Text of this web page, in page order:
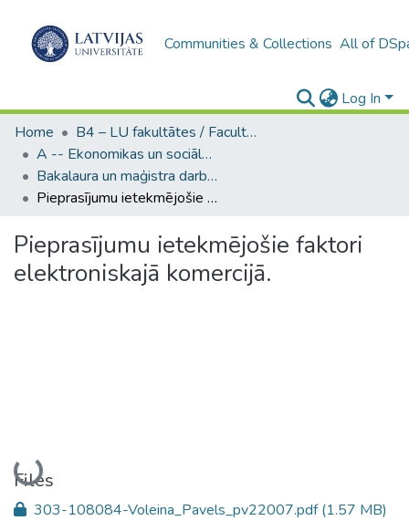
Communities & Collections All of
Log In
Home
B4 – LU fakultātes / Faculties of the UL
A -- Ekonomikas un sociālo zinātņu fakultāte / Faculty of Economics and Social Sciences
Bakalaura un maģistra darbi (ESZF) / Bachelor's and Master's theses
Pieprasījumu ietekmējošie faktori elektroniskajā komercijā.
Pieprasījumu ietekmējošie faktori
elektroniskajā komercijā.
Loading...
Files
303-108084-Voleina_Pavels_pv22007.pdf(1.57 MB)